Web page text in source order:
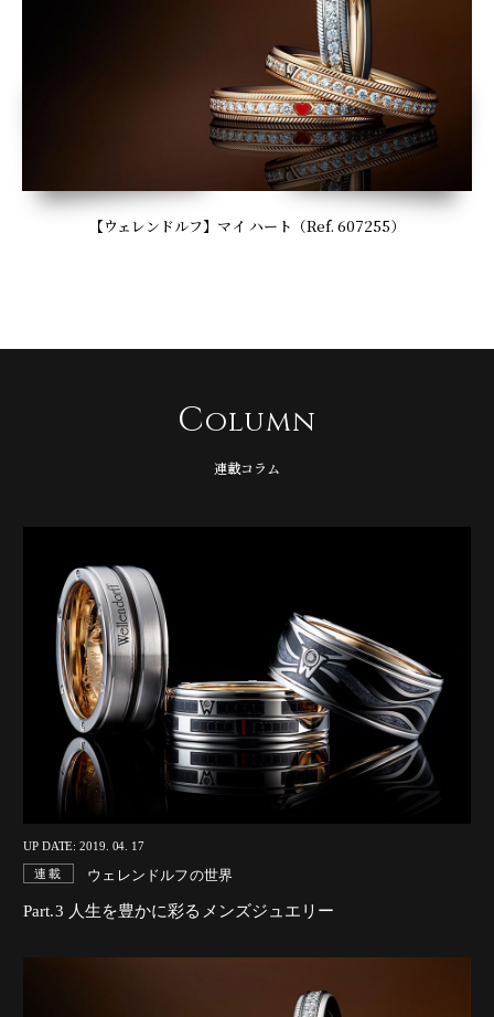
【ウェレンドルフ】マイ ハート（Ref. 607255）
Column
連載コラム
UP DATE: 2019. 04. 17
連載 ウェレンドルフの世界
Part.3 人生を豊かに彩るメンズジュエリー